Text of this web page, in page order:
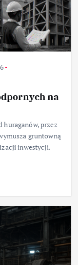
na
huraganów, przez
gruntowną
inwestycji.